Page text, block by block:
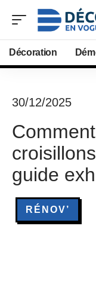
Décoration
30/12/2025
guide
RÉNOV’